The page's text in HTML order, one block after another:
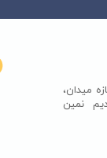
میدان،
نمین